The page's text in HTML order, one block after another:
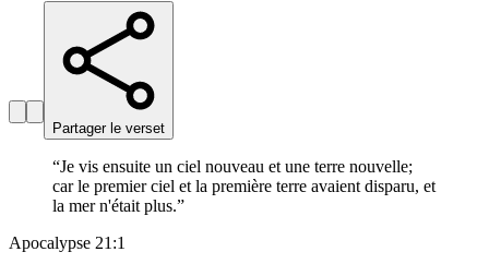
Partager le verset
“Je vis ensuite un ciel nouveau et une terre nouvelle;
car le premier ciel et la première terre avaient disparu, et
la mer n'était plus.”
Apocalypse 21:1